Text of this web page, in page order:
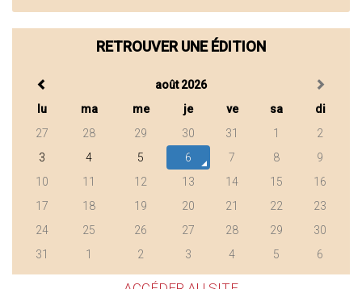
RETROUVER UNE ÉDITION
août 2026
lu
ma me je ve sa
di
27
28 29 30 31 1
2
3
4 5 6 7 8
9
10
11 12 13 14 15
16
17
18 19 20 21 22
23
24
25 26 27 28 29
30
31
1 2 3 4 5 6